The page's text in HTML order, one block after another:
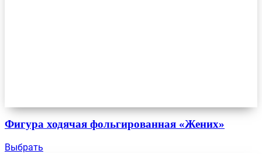
Фигура ходячая фольгированная «Жених»
Выбрать